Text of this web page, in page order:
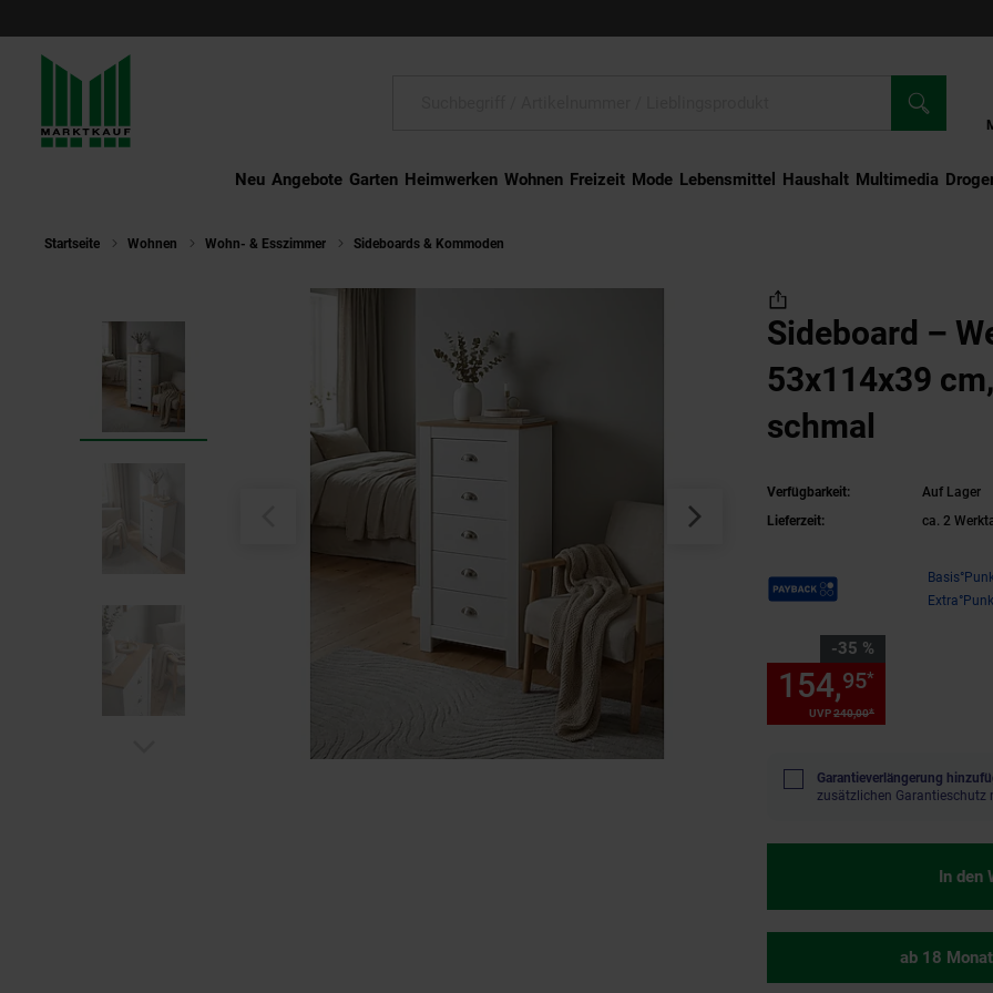
Neu Angebote Garten Heimwerken Wohnen Freizeit Mode Lebensmittel Haushalt Multimedia
Startseite Wohnen Wohn- & Esszimmer Sideboards & Kommoden
Sideboard –
53x114x39
schmal
Verfügbarkeit:
Auf Lager
Lieferzeit:
ca. 2
Payback Punkte
-35 %
Sie Sparen 35 Prozent,
UVP240,00*
154,95*
Garantieverlängerung
zusätzlichen Garantieschutz
In den
ab 18